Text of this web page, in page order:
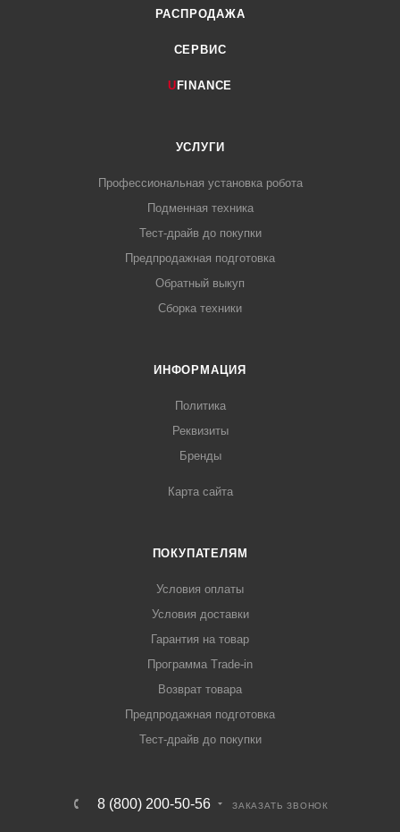
РАСПРОДАЖА
СЕРВИС
U FINANCE
УСЛУГИ
Профессиональная установка робота
Подменная техника
Тест-драйв до покупки
Предпродажная подготовка
Обратный выкуп
Сборка техники
ИНФОРМАЦИЯ
Политика
Реквизиты
Бренды
Карта сайта
ПОКУПАТЕЛЯМ
Условия оплаты
Условия доставки
Гарантия на товар
Программа Trade-in
Возврат товара
Предпродажная подготовка
Тест-драйв до покупки
8 (800) 200-50-56 ЗАКАЗАТЬ ЗВОНОК